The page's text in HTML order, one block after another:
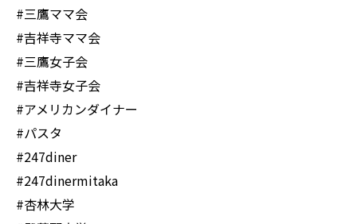
#三鷹ママ会
#吉祥寺ママ会
#三鷹女子会
#吉祥寺女子会
#アメリカンダイナー
#パスタ
#247diner
#247dinermitaka
#杏林大学